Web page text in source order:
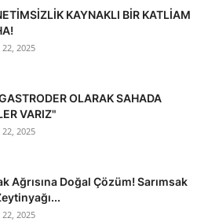
KAYNAKLI BİR KATLİAM
2025
OLARAK SAHADA
VARIZ"
2025
Ağrısına Doğal Çözüm! Sarımsak
2025